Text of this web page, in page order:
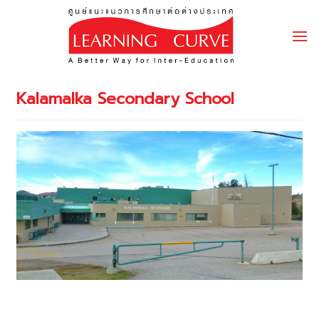
Kalamalka Secondary School